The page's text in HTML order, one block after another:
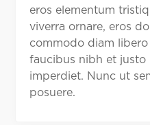
eros elementum
viverra ornare, eros
commodo diam libero
faucibus nibh et justo
imperdiet. Nunc ut
posuere.